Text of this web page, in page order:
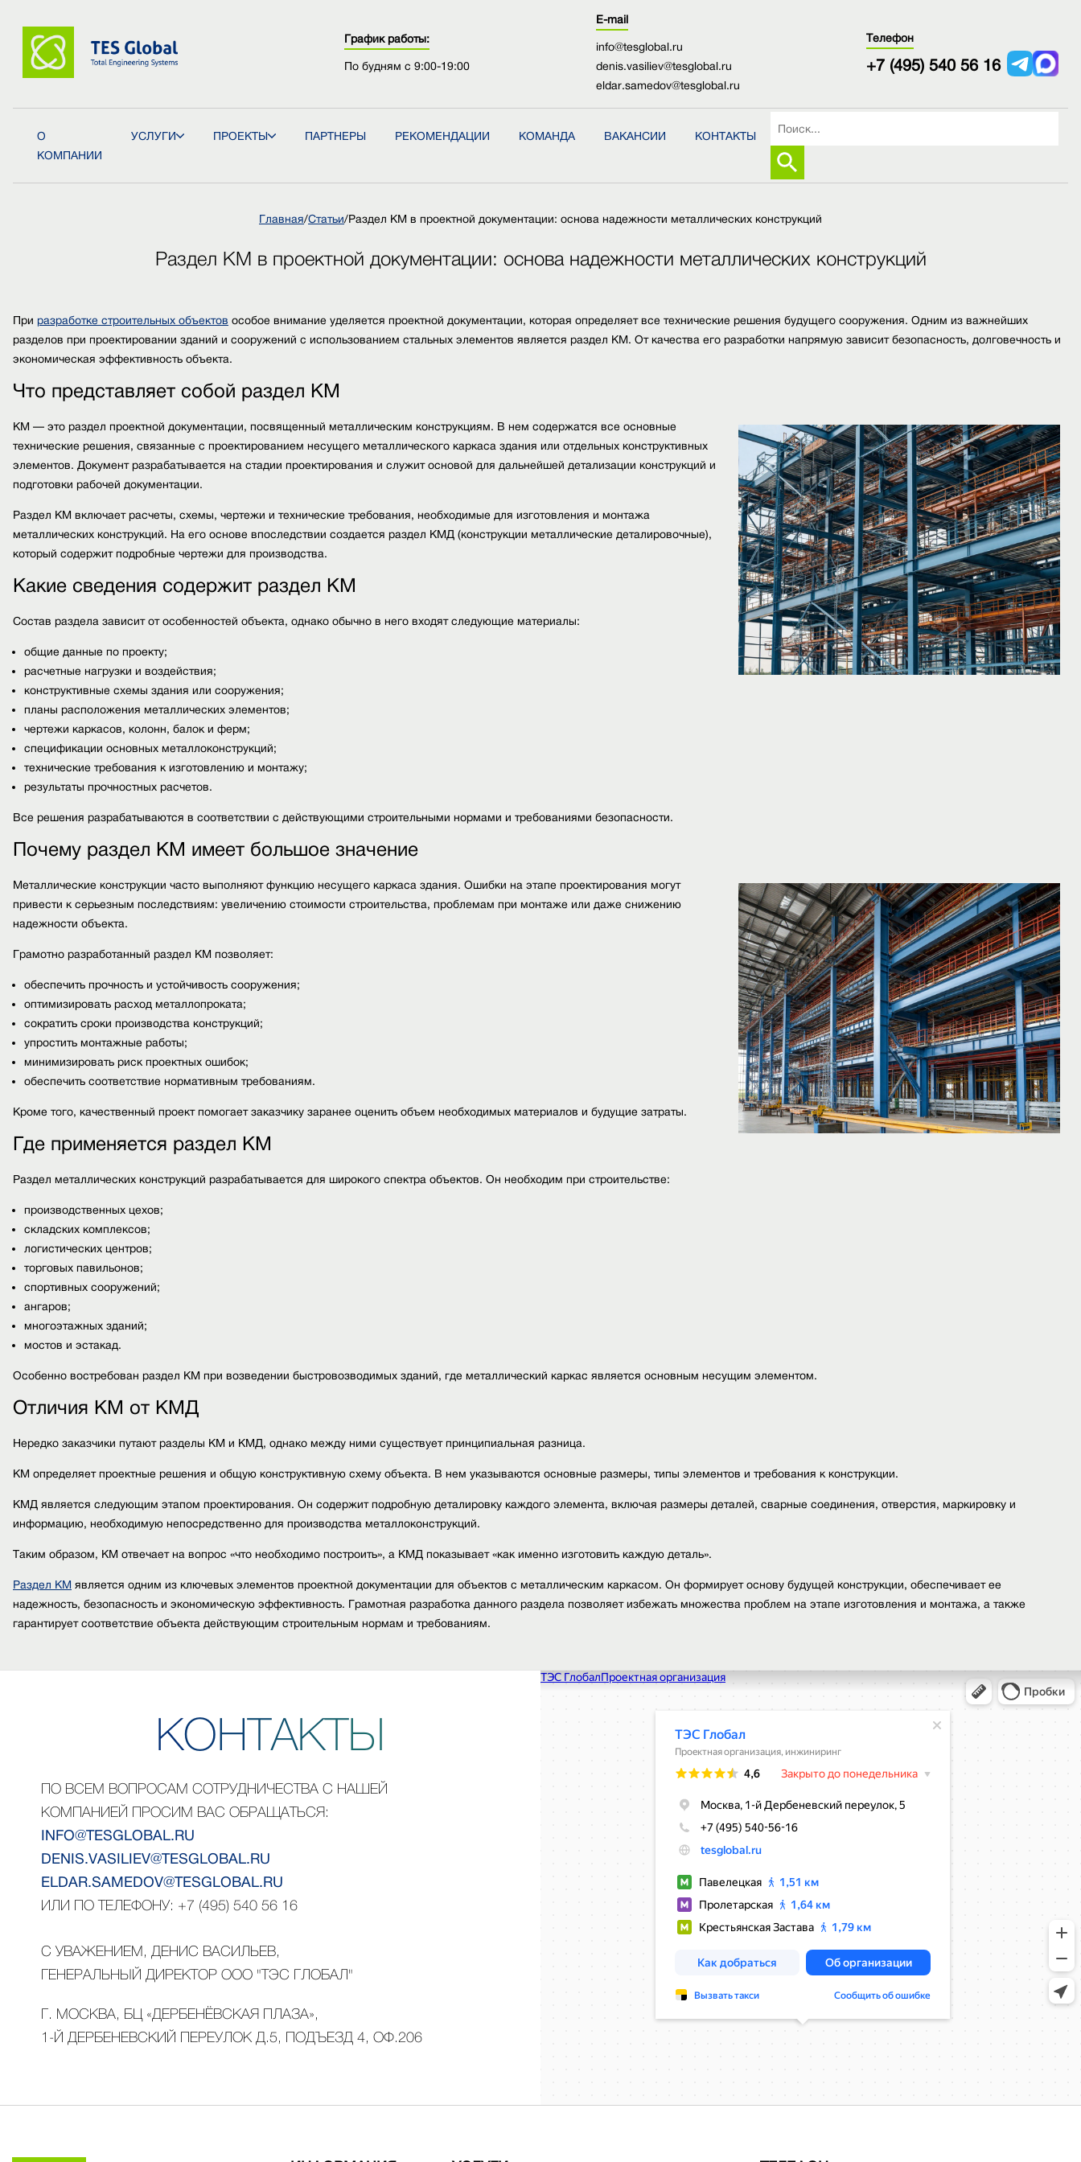
График работы:
По будням с 9:00-19:00
E-mail
info@tesglobal.ru
denis.vasiliev@tesglobal.ru
eldar.samedov@tesglobal.ru
Телефон
+7 (495) 540 56 16
О
КОМПАНИИ
УСЛУГИ ПРОЕКТЫ ПАРТНЕРЫ РЕКОМЕНДАЦИИ КОМАНДА ВАКАНСИИ КОНТАКТЫ
Главная/Статьи/Раздел КМ в проектной документации: основа надежности металлических конструкций
Раздел КМ в проектной документации: основа надежности металлических конструкций
При разработке строительных объектов особое внимание уделяется проектной документации, которая определяет все технические решения будущего сооружения. Одним из важнейших
разделов при проектировании зданий и сооружений с использованием стальных элементов является раздел КМ. От качества его разработки напрямую зависит безопасность, долговечность и
экономическая эффективность объекта.
Что представляет собой раздел КМ
КМ — это раздел проектной документации, посвященный металлическим конструкциям. В нем содержатся все основные
технические решения, связанные с проектированием несущего металлического каркаса здания или отдельных конструктивных
элементов. Документ разрабатывается на стадии проектирования и служит основой для дальнейшей детализации конструкций и
подготовки рабочей документации.
Раздел КМ включает расчеты, схемы, чертежи и технические требования, необходимые для изготовления и монтажа
металлических конструкций. На его основе впоследствии создается раздел КМД (конструкции металлические деталировочные),
который содержит подробные чертежи для производства.
Какие сведения содержит раздел КМ
Состав раздела зависит от особенностей объекта, однако обычно в него входят следующие материалы:
общие данные по проекту;
расчетные нагрузки и воздействия;
конструктивные схемы здания или сооружения;
планы расположения металлических элементов;
чертежи каркасов, колонн, балок и ферм;
спецификации основных металлоконструкций;
технические требования к изготовлению и монтажу;
результаты прочностных расчетов.
Все решения разрабатываются в соответствии с действующими строительными нормами и требованиями безопасности.
Почему раздел КМ имеет большое значение
Металлические конструкции часто выполняют функцию несущего каркаса здания. Ошибки на этапе проектирования могут
привести к серьезным последствиям: увеличению стоимости строительства, проблемам при монтаже или даже снижению
надежности объекта.
Грамотно разработанный раздел КМ позволяет:
обеспечить прочность и устойчивость сооружения;
оптимизировать расход металлопроката;
сократить сроки производства конструкций;
упростить монтажные работы;
минимизировать риск проектных ошибок;
обеспечить соответствие нормативным требованиям.
Кроме того, качественный проект помогает заказчику заранее оценить объем необходимых материалов и будущие затраты.
Где применяется раздел КМ
Раздел металлических конструкций разрабатывается для широкого спектра объектов. Он необходим при строительстве:
производственных цехов;
складских комплексов;
логистических центров;
торговых павильонов;
спортивных сооружений;
ангаров;
многоэтажных зданий;
мостов и эстакад.
Особенно востребован раздел КМ при возведении быстровозводимых зданий, где металлический каркас является основным несущим элементом.
Отличия КМ от КМД
Нередко заказчики путают разделы КМ и КМД, однако между ними существует принципиальная разница.
КМ определяет проектные решения и общую конструктивную схему объекта. В нем указываются основные размеры, типы элементов и требования к конструкции.
КМД является следующим этапом проектирования. Он содержит подробную деталировку каждого элемента, включая размеры деталей, сварные соединения, отверстия, маркировку и
информацию, необходимую непосредственно для производства металлоконструкций.
Таким образом, КМ отвечает на вопрос «что необходимо построить», а КМД показывает «как именно изготовить каждую деталь».
Раздел КМ является одним из ключевых элементов проектной документации для объектов с металлическим каркасом. Он формирует основу будущей конструкции, обеспечивает ее
надежность, безопасность и экономическую эффективность. Грамотная разработка данного раздела позволяет избежать множества проблем на этапе изготовления и монтажа, а также
гарантирует соответствие объекта действующим строительным нормам и требованиям.
КОНТАКТЫ
ПО ВСЕМ ВОПРОСАМ СОТРУДНИЧЕСТВА С НАШЕЙ
КОМПАНИЕЙ ПРОСИМ ВАС ОБРАЩАТЬСЯ:
INFO@TESGLOBAL.RU
DENIS.VASILIEV@TESGLOBAL.RU
ELDAR.SAMEDOV@TESGLOBAL.RU
ИЛИ ПО ТЕЛЕФОНУ: +7 (495) 540 56 16
С УВАЖЕНИЕМ, ДЕНИС ВАСИЛЬЕВ,
ГЕНЕРАЛЬНЫЙ ДИРЕКТОР ООО "ТЭС ГЛОБАЛ"
Г. МОСКВА, БЦ «ДЕРБЕНЁВСКАЯ ПЛАЗА»,
1-Й ДЕРБЕНЕВСКИЙ ПЕРЕУЛОК Д.5, ПОДЪЕЗД 4, ОФ.206